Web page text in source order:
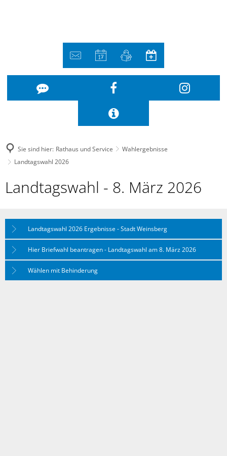
Sie sind hier: Rathaus und Service
Wahlergebnisse
Landtagswahl 2026
Landtagswahl
Landtagswahl - 8. März 2026
Landtagswahl 2026 Ergebnisse - Stadt Weinsberg
Hier Briefwahl beantragen - Landtagswahl am 8. März 2026
Wählen mit Behinderung